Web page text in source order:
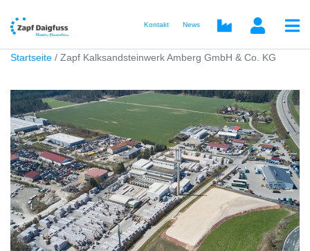
Kontakt News
Startseite Zapf Kalksandsteinwerk Amberg GmbH & Co. KG